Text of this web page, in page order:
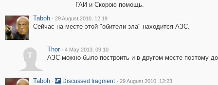
ГАИ и Скорою помощь.
Taboh · 29 August 2010, 12:19
Сейчас на месте этой "обители зла" находится АЗС.
T
Thor · 4 May 2013, 09:10
АЗС можно было построить и в другом месте поэтому
Taboh · Discussed fragment · 29 August 2010, 12:23